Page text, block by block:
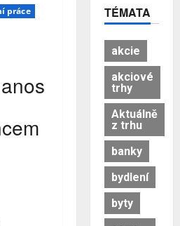
práce
TÉMATA
akcie
akciové
trhy
Aktuálně
z trhu
banky
bydlení
byty